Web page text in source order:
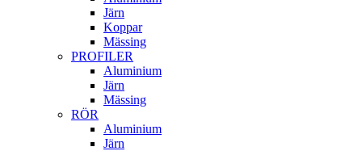
Järn
Koppar
Mässing
PROFILER
Aluminium
Järn
Mässing
RÖR
Aluminium
Järn